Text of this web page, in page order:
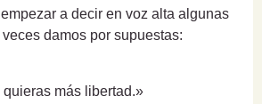
a decir en voz alta algunas
damos por supuestas:
más libertad.»